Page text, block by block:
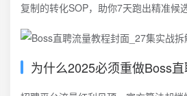
复制的转化SOP，助你7天跑出精准候
为什么2025必须重做Boss